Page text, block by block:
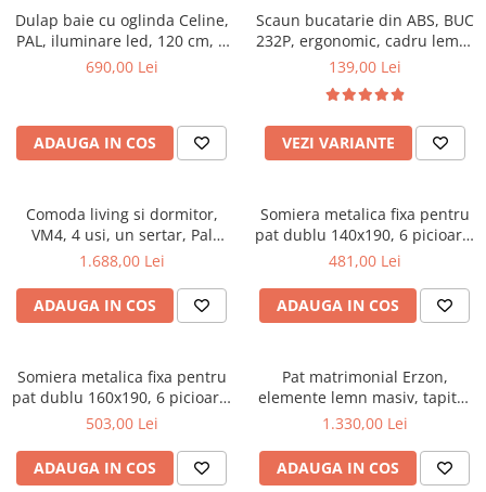
Saltele 180x200
Top saltele
Top saltele 5 cm
Top saltele memory 5 cm
Top saltele MemoHR 6.5 cm
Saltele cu plasa de arcuri
Saltele cu spuma
Birouri
Scaune pentru birou
Scaune pentru vizitatori
Mobilier bucatarie
Mese bucatarie
Mobila bucatarie
Seturi mese si scaune bucatarie
Mobilier hol
Mobila hol
Pantofare
Seturi mobilier hol
Suport pentru umerase
Dulap baie cu oglinda Celine,
PAL, iluminare led, 120 cm, 3
usi, 3 rafturi, soft close, alb
690,00 Lei
ADAUGA IN COS
Scaun bucatarie din ABS, BUC
232P, ergonomic, cadru lemn,
100 kg
139,00 Lei
VEZI VARIANTE
Comoda living si dormitor,
VM4, 4 usi, un sertar, Pal
melaminat, cu insertii MDF,
1.688,00 Lei
ADAUGA IN COS
Somiera metalica fixa pentru
pat dublu 140x190, 6 picioare,
30 lamele lemn fag, benzi
negru
481,00 Lei
ADAUGA IN COS
Somiera metalica fixa pentru
pat dublu 160x190, 6 picioare,
30 lamele lemn fag, benzi
negru
503,00 Lei
ADAUGA IN COS
Pat matrimonial Erzon,
elemente lemn masiv, tapitat
cu stofa, cu somiera,140x200
1.330,00 Lei
ADAUGA IN COS